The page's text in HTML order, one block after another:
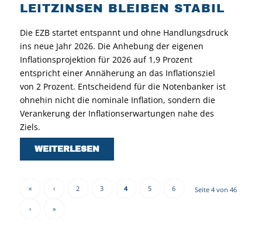
LEITZINSEN BLEIBEN STABIL
Die EZB startet entspannt und ohne Handlungsdruck
ins neue Jahr 2026. Die Anhebung der eigenen
Inflationsprojektion für 2026 auf 1,9 Prozent
entspricht einer Annäherung an das Inflationsziel
von 2 Prozent. Entscheidend für die Notenbanker ist
ohnehin nicht die nominale Inflation, sondern die
Verankerung der Inflationserwartungen nahe des
Ziels.
WEITERLESEN
Seite 4 von 46
« ‹ 2 3 4 5 6
› »